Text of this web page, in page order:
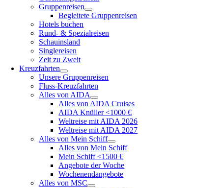
Gruppenreisen
Begleitete Gruppenreisen
Hotels buchen
Rund- & Spezialreisen
Schauinsland
Singlereisen
Zeit zu Zweit
Kreuzfahrten
Unsere Gruppenreisen
Fluss-Kreuzfahrten
Alles von AIDA
Alles von AIDA Cruises
AIDA Knüller <1000 €
Weltreise mit AIDA 2026
Weltreise mit AIDA 2027
Alles von Mein Schiff
Alles von Mein Schiff
Mein Schiff <1500 €
Angebote der Woche
Wochenendangebote
Alles von MSC